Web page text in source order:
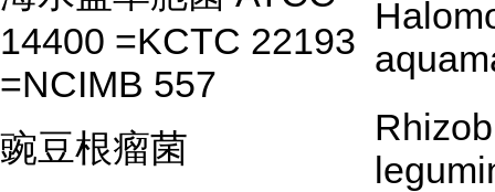
14400 =KCTC 22193
=NCIMB 557
豌豆根瘤菌